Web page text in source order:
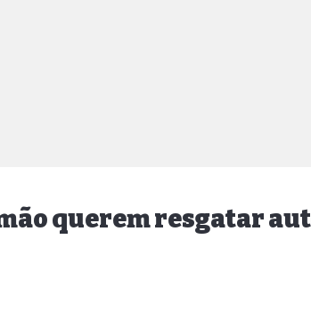
querem resgatar